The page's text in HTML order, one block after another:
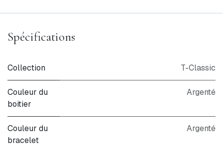
Spécifications
Collection T-Classic
Couleur du
boitier
Argenté
Couleur du
bracelet
Argenté